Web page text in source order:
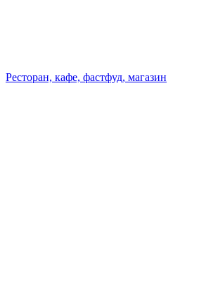
Ресторан, кафе, фастфуд, магазин